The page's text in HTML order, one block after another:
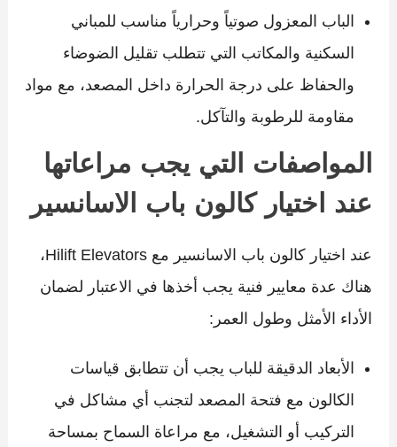
الباب المعزول صوتياً وحرارياً مناسب للمباني
السكنية والمكاتب التي تتطلب تقليل الضوضاء
والحفاظ على درجة الحرارة داخل المصعد، مع مواد
مقاومة للرطوبة والتآكل.
المواصفات التي يجب مراعاتها
عند اختيار كالون باب الاسانسير
عند اختيار كالون باب الاسانسير مع Hilift Elevators،
هناك عدة معايير فنية يجب أخذها في الاعتبار لضمان
الأداء الأمثل وطول العمر:
الأبعاد الدقيقة للباب يجب أن تتطابق قياسات
الكالون مع فتحة المصعد لتجنب أي مشاكل في
التركيب أو التشغيل، مع مراعاة السماح بمساحة